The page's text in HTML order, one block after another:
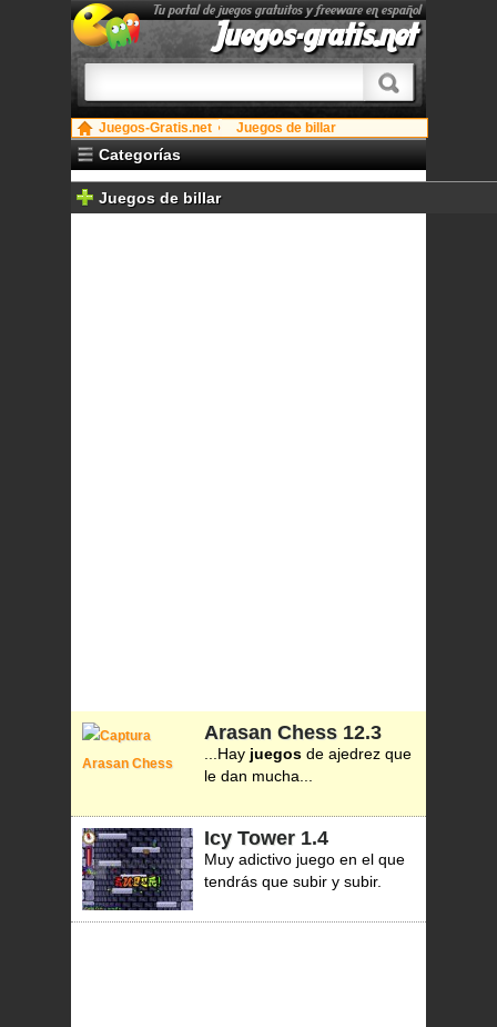
Tu portal de juegos gratuitos y freeware en español
Juegos-gratis.net
Juegos-Gratis.net Juegos de billar
Categorías
Juegos de billar
Arasan Chess 12.3
...Hay juegos de ajedrez que
le dan mucha...
Icy Tower 1.4
Muy adictivo juego en el que
tendrás que subir y subir.